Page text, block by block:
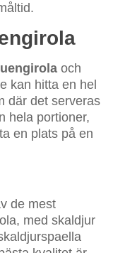
och
kan hitta en hel
där det serveras
hela portioner,
en plats på en
de mest
med skaldjur